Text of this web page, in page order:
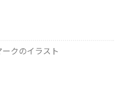
クのイラスト